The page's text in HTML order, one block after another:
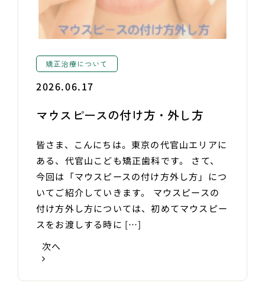
矯正治療について
2026.06.17
マウスピースの付け方・外し方
皆さま、こんにちは。東京の代官山エリアに
ある、代官山こども矯正歯科です。 さて、
今回は「マウスピースの付け方外し方」につ
いてご紹介していきます。 マウスピースの
付け方外し方については、初めてマウスピー
スをお渡しする時に […]
次へ